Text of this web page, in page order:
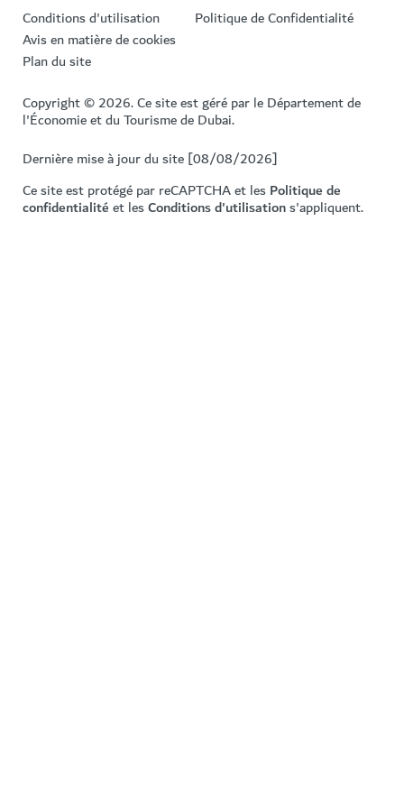
Conditions d'utilisation
Politique de Confidentialité
Avis en matière de cookies
Plan du site
Copyright © 2026. Ce site est géré par le Département de
l'Économie et du Tourisme de Dubai.
Dernière mise à jour du site [08/08/2026]
Ce site est protégé par reCAPTCHA et lesPolitique de
confidentialitéet lesConditions d'utilisations'appliquent.